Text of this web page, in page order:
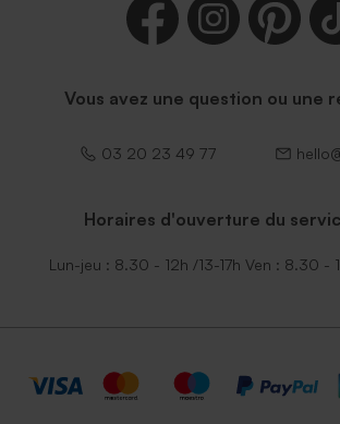
Vous avez une question ou une
03 20 23 49 77
Horaires d'ouverture du
Lun-jeu : 8.30 - 12h /13-17h Ven : 8.30 -